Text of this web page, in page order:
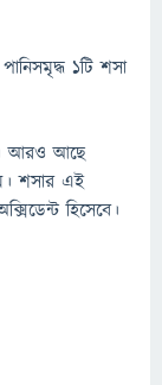
১টি শসা
আরও আছে
শসার এই
হিসেবে।